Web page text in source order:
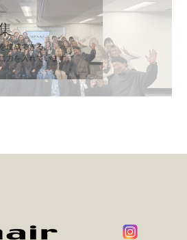
達成できる。
力を入れています。